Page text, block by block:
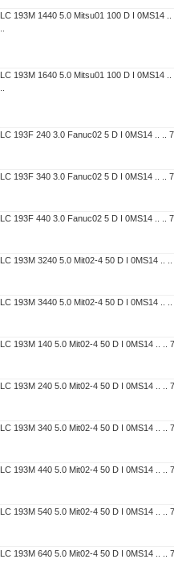
LC 193M 1440 5.0 Mitsu01 100 D I 0MS14
LC 193M 1640 5.0 Mitsu01 100 D I 0MS14
LC 193F 240 3.0 Fanuc02 5 D I 0MS14 .. ..
LC 193F 340 3.0 Fanuc02 5 D I 0MS14 .. ..
LC 193F 440 3.0 Fanuc02 5 D I 0MS14 .. ..
LC 193M 3240 5.0 Mit02-4 50 D I 0MS14 ..
LC 193M 3440 5.0 Mit02-4 50 D I 0MS14 ..
LC 193M 140 5.0 Mit02-4 50 D I 0MS14 .. ..
LC 193M 240 5.0 Mit02-4 50 D I 0MS14 .. ..
LC 193M 340 5.0 Mit02-4 50 D I 0MS14 .. ..
LC 193M 440 5.0 Mit02-4 50 D I 0MS14 .. ..
LC 193M 540 5.0 Mit02-4 50 D I 0MS14 .. ..
LC 193M 640 5.0 Mit02-4 50 D I 0MS14 .. ..